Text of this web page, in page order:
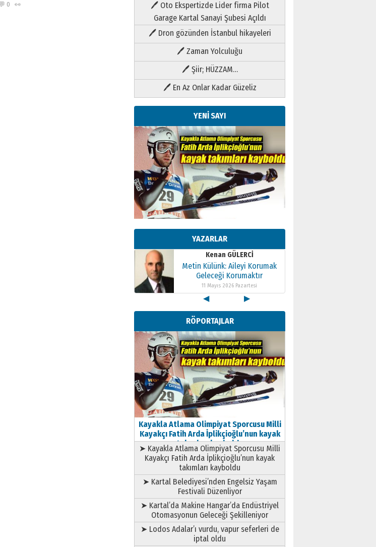
0 👀
🖊 Oto Ekspertizde Lider firma Pilot
Garage Kartal Sanayi Şubesi Açıldı
🖊 Dron gözünden İstanbul hikayeleri
🖊 Zaman Yolculuğu
🖊 Şiir; HÜZZAM…
🖊 En Az Onlar Kadar Güzeliz
YENİ SAYI
YAZARLAR
Kenan GÜLERCİ
Metin Külünk: Aileyi Korumak
Geleceği Korumaktır
11 Mayıs 2026 Pazartesi
Kenan GÜLERCİ
Metin Külünk: Aileyi Korumak
Geleceği Korumaktır
11 Mayıs 2026 Pazartesi
Kenan GÜLERCİ
Metin Külünk: Aileyi Korumak
Geleceği Korumaktır
11 Mayıs 2026 Pazartesi
◀ ▶
RÖPORTAJLAR
Kayakla Atlama Olimpiyat Sporcusu Milli
Kayakçı Fatih Arda İplikçioğlu’nun kayak
takımları kayboldu
➤ Kayakla Atlama Olimpiyat Sporcusu Milli
Kayakçı Fatih Arda İplikçioğlu’nun kayak
takımları kayboldu
➤ Kartal Belediyesi’nden Engelsiz Yaşam
Festivali Düzenliyor
➤ Kartal’da Makine Hangar’da Endüstriyel
Otomasyonun Geleceği Şekilleniyor
➤ Lodos Adalar’ı vurdu, vapur seferleri de
iptal oldu